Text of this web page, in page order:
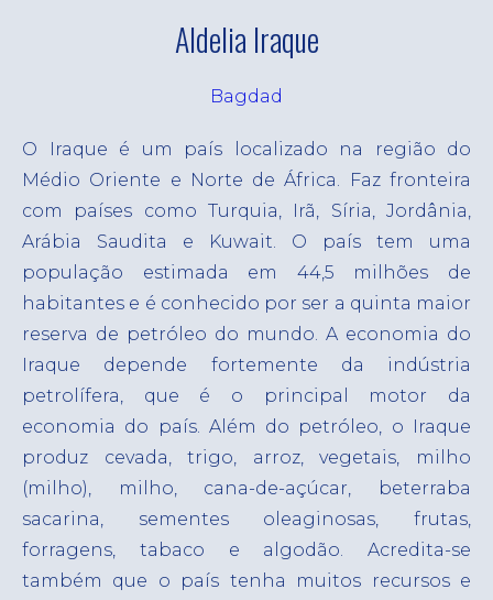
Aquisição de Talentos
Manutenção da Folha de Pagamento
Registro de Empregados
Terceirização de processo de recrutamento
Soluções Automatizadas para Recursos
Humanos
Nossa estratégia
EN
FR
Aldelia Iraque
Bagdad
O Iraque é um país localizado na região do
Médio Oriente e Norte de África. Faz fronteira
com países como Turquia, Irã, Síria, Jordânia,
Arábia Saudita e Kuwait.
O país tem uma
população estimada em 44,5 milhões de
habitantes e é conhecido por ser a quinta maior
reserva de petróleo do mundo. A economia do
Iraque depende fortemente da indústria
petrolífera, que é o principal motor da
economia do país. Além do petróleo, o Iraque
produz cevada, trigo, arroz, vegetais, milho
(milho), milho, cana-de-açúcar, beterraba
sacarina, sementes oleaginosas, frutas,
forragens, tabaco e algodão. Acredita-se
também que o país tenha muitos recursos e